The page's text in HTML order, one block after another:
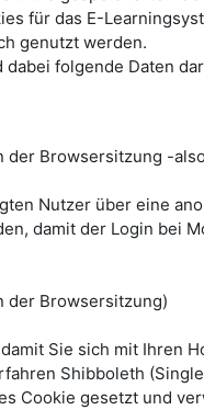
für das E-
genutzt werden.
folgende Daten
Browsersitzung -
Nutzer über eine
damit der Login bei
der Browsersitzung)
Sie sich mit Ihren
Shibboleth
Cookie gesetzt und